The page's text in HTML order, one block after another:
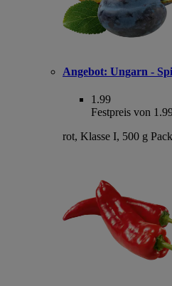
Angebot: Ungarn -
1.99
Festpreis von
rot, Klasse I, 500 g